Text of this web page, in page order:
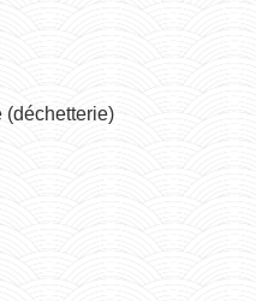
(déchetterie)